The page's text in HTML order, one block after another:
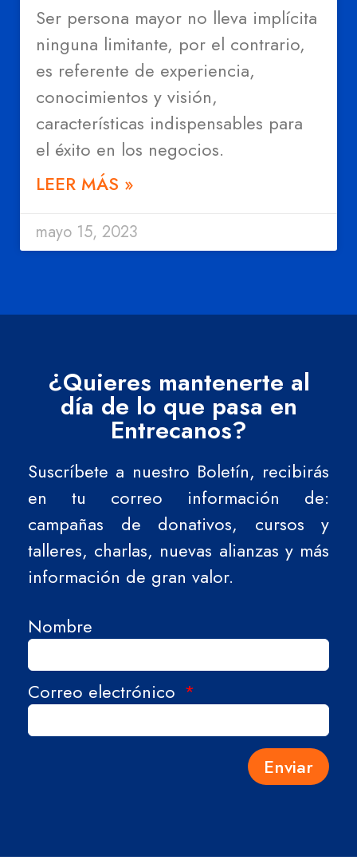
Ser persona mayor no lleva implícita
ninguna limitante, por el contrario,
es referente de experiencia,
conocimientos y visión,
características indispensables para
el éxito en los negocios.
LEER MÁS »
mayo 15, 2023
¿Quieres mantenerte al
día de lo que pasa en
Entrecanos?
Suscríbete a nuestro Boletín, recibirás
en tu correo información de:
campañas de donativos, cursos y
talleres, charlas, nuevas alianzas y más
información de gran valor.
Nombre
Correo electrónico
Enviar